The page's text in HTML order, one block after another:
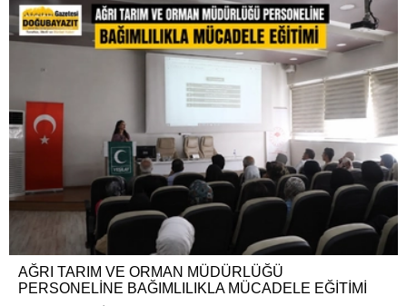
AĞRI TARIM VE ORMAN MÜDÜRLÜĞÜ
PERSONELİNE BAĞIMLILIKLA MÜCADELE EĞİTİMİ